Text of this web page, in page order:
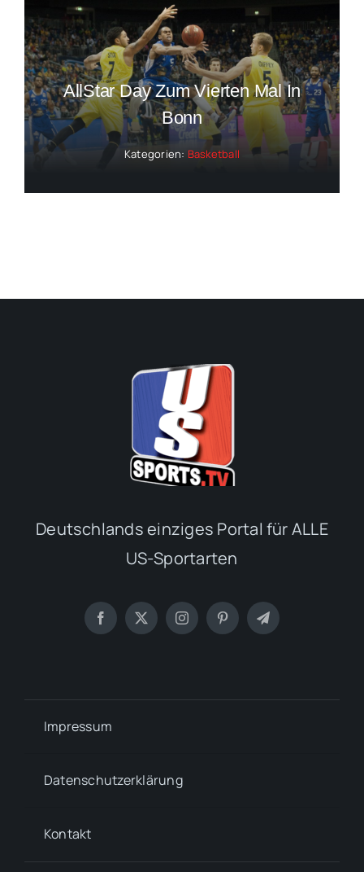
AllStar Day Zum Vierten Mal In
Bonn
Kategorien: Basketball
Deutschlands einziges Portal für ALLE
US-Sportarten
Impressum
Datenschutzerklärung
Kontakt